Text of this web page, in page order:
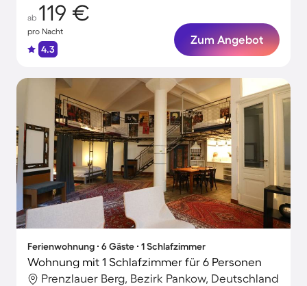
ab 119 €
pro Nacht
4.3
Zum Angebot
Ferienwohnung ∙ 6 Gäste ∙ 1 Schlafzimmer
Wohnung mit 1 Schlafzimmer für 6 Personen
Prenzlauer Berg, Bezirk Pankow, Deutschland